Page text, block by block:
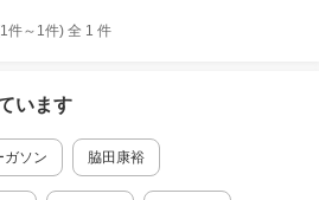
件～ 1件) 全 1 件
います
ガソン 脇田康裕